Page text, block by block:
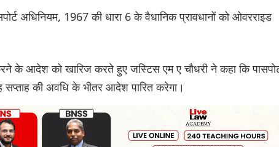
अधिनियम, 1967 की धारा 6 के वैधानिक प्रावधानों को ओवरराइड
के आदेश को खारिज करते हुए जस्टिस एम ए चौधरी ने कहा कि
की अवधि के भीतर आदेश पारित करेगा।